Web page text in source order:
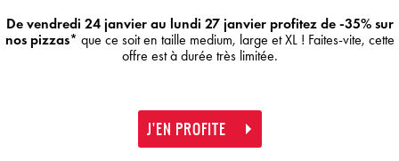
De vendredi 24 janvier au lundi 27 janvier profitez de -35% sur
nos pizzas* que ce soit en taille medium, large et XL ! Faites-vite, cette
offre est à durée très limitée.
J'EN PROFITE